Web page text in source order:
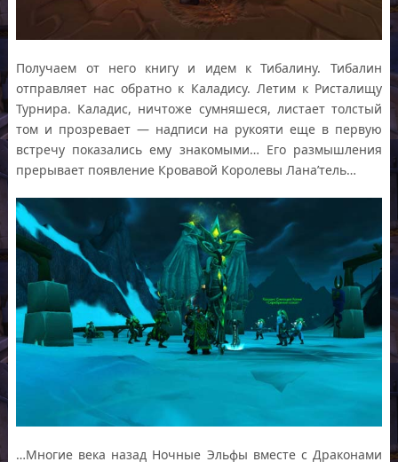
Получаем от него книгу и идем к Тибалину. Тибалин
отправляет нас обратно к Каладису. Летим к Ристалищу
Турнира. Каладис, ничтоже сумняшеся, листает толстый
том и прозревает — надписи на рукояти еще в первую
встречу показались ему знакомыми… Его размышления
прерывает появление Кровавой Королевы Лана’тель…
…Многие века назад Ночные Эльфы вместе с Драконами